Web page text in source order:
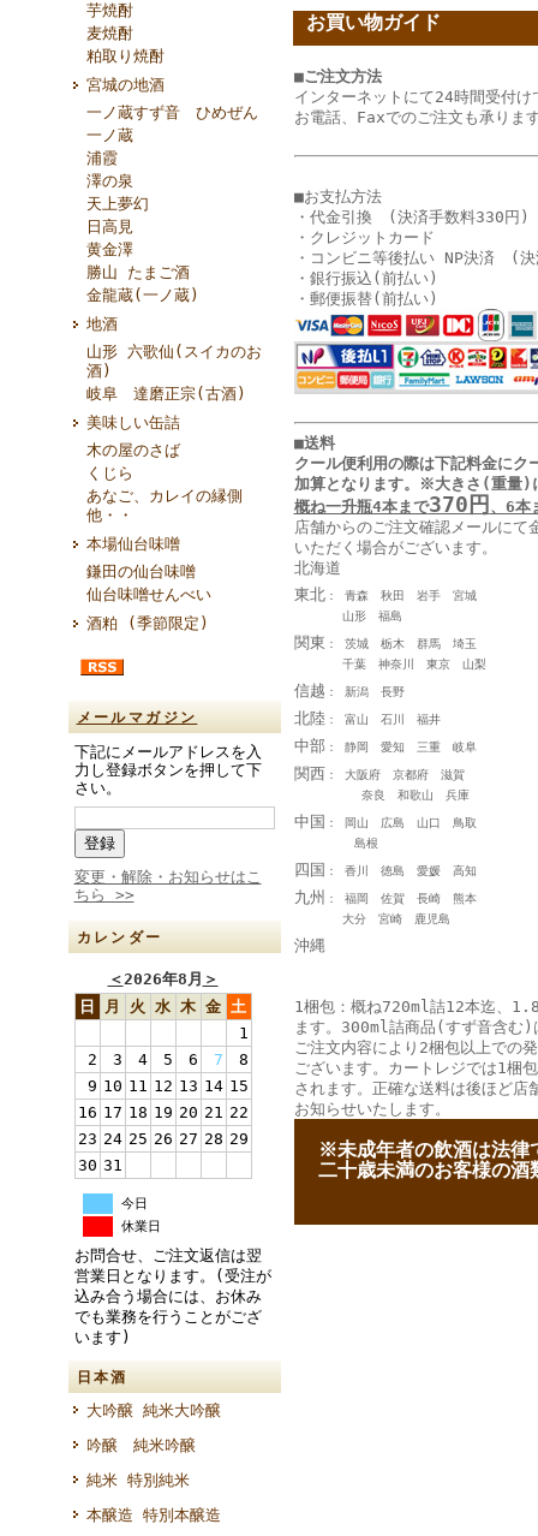
芋焼酎
麦焼酎
粕取り焼酎
宮城の地酒
一ノ蔵すず音 ひめぜん
一ノ蔵
浦霞
澤の泉
天上夢幻
日高見
黄金澤
勝山 たまご酒
金龍蔵(一ノ蔵)
地酒
山形 六歌仙(スイカのお
酒)
岐阜 達磨正宗(古酒)
美味しい缶詰
木の屋のさば
くじら
あなご、カレイの縁側
他・・
本場仙台味噌
鎌田の仙台味噌
仙台味噌せんべい
酒粕 (季節限定)
メールマガジン
下記にメールアドレスを入
力し登録ボタンを押して下
さい。
変更・解除・お知らせはこ
ちら >>
カレンダー
＜2026年8月 ＞
日
月 火 水 木 金 土
1
2
3 4 5 6 7
8
9 10 11 12 13 14 15
16 17 18 19 20 21 22
23 24 25 26 27 28 29
30 31
今日
休業日
お問合せ、ご注文返信は翌
営業日となります。(受注が
込み合う場合には、お休み
でも業務を行うことがござ
います)
日本酒
大吟醸 純米大吟醸
吟醸 純米吟醸
純米 特別純米
本醸造 特別本醸造
お買い物ガイド
■ご注文方法
インターネットにて24時間受付け
お電話、Faxでのご注文も承りま
■お支払方法
・代金引換 (決済手数料330円)
・クレジットカード
・コンビニ等後払い NP決済 (
・銀行振込(前払い)
・郵便振替(前払い)
■送料
クール便利用の際は下記料金にク
加算となります。
※大きさ(重量)
概ね一升瓶4本まで370円、6本
店舗からのご注文確認メールにて
いただく場合がございます。
北海道
東北： 青森 秋田 岩手 宮城
山形 福島
関東 ： 茨城 栃木 群馬 埼玉
千葉 神奈川 東京 山梨
信越 ： 新潟 長野
北陸： 富山 石川 福井
中部： 静岡 愛知 三重 岐阜
関西 ： 大阪府 京都府 滋賀
奈良 和歌山 兵庫
中国 ： 岡山 広島 山口 鳥取
島根
四国 ： 香川 徳島 愛媛 高知
九州 ： 福岡 佐賀 長崎 熊本
大分 宮崎 鹿児島
沖縄
1梱包：概ね720ml詰12本迄、
ます。300ml詰商品(すず音含む)
ご注文内容により2梱包以上での
ございます。カートレジでは1梱
されます。正確な送料は後ほど店
お知らせいたします。
※未成年者の飲酒は法律
二十歳未満のお客様の酒